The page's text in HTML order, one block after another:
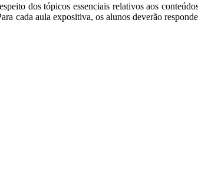
dos tópicos essenciais relativos aos
cada aula expositiva, os alunos deverão